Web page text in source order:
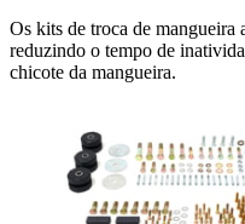
Os kits de troca de mangueira
reduzindo o tempo de
chicote da mangueira.